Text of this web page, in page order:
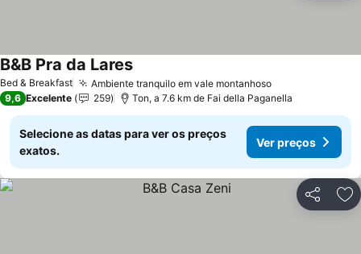
Bed & Breakfast Ambiente tranquilo em vale montanhoso
B&B Pra da Lares
9,6 Excelente 259 Ton, a 7.6 km de Fai della Paganella
Selecione as datas para ver os preços
exatos.
Ver preços
Partilhar